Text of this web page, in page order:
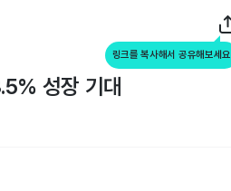
링크를 복사해서 공유해보세요
성장 기대